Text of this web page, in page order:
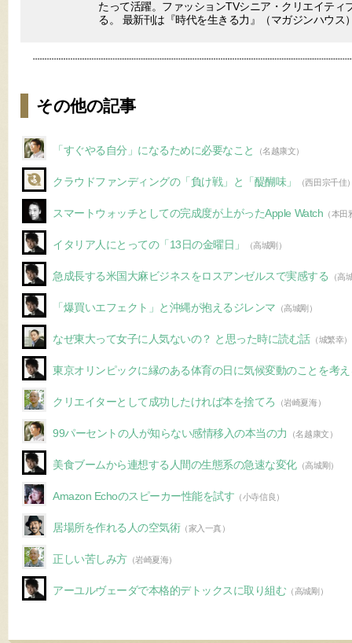
たって活躍。ファッションTVシニア・クリエイティ
る。 最新刊は『時代を生きる力』（マガジンハウス
その他の記事
「すぐやる自分」になるために必要なこと （名越康文）
クラウドファンディングの「負け戦」と「醍醐味」 （西田宗千佳
スマートウォッチとしての完成度が上がったApple Watch （本田
イタリア人にとっての「13日の金曜日」 （高城剛）
急成長する米国大麻ビジネスをロスアンゼルスで実感する （高
「爆買いエフェクト」と沖縄が抱えるジレンマ （高城剛）
なぜ東大って女子に人気ないの？ と思った時に読む話 （城繁幸）
東京オリンピックに縁のある体育の日に気候変動のことを考
クリエイターとして成功したければ本を捨てろ （岩崎夏海）
99パーセントの人が知らない感情移入の本当の力 （名越康文）
美食ブームから連想する人間の生態系の急速な変化（高城剛）
Amazon Echoのスピーカー性能を試す （小寺信良）
居場所を作れる人の空気術（家入一真）
正しい苦しみ方（岩崎夏海）
アーユルヴェーダで本格的デトックスに取り組む （高城剛）